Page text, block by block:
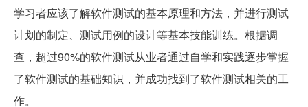
学习者应该了解软件测试的基本原理和方法，并进行测试
计划的制定、测试用例的设计等基本技能训练。根据调
查，超过90%的软件测试从业者通过自学和实践逐步掌握
了软件测试的基础知识，并成功找到了软件测试相关的工
作。